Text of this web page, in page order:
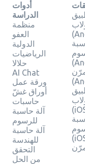
أدوات
الدراسة
منظمة
العفو
الدولية
الرياضيات
حلالا
AI Chat
ورقة عمل
أوراق غشّ
حاسبات
آلة حاسبة
للرسوم
آلة حاسبة
للهندسة
التحقق
من الحل